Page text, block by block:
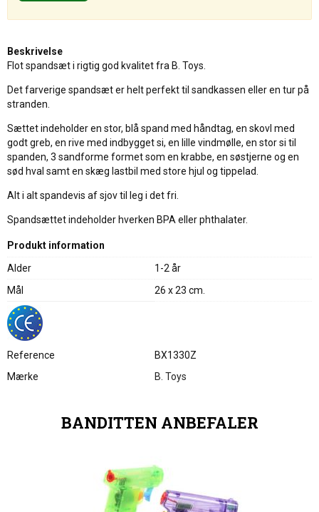
Beskrivelse
Flot spandsæt i rigtig god kvalitet fra B. Toys.
Det farverige spandsæt er helt perfekt til sandkassen eller en tur på
stranden.
Sættet indeholder en stor, blå spand med håndtag, en skovl med
godt greb, en rive med indbygget si, en lille vindmølle, en stor si til
spanden, 3 sandforme formet som en krabbe, en søstjerne og en
sød hval samt en skæg lastbil med store hjul og tippelad.
Alt i alt spandevis af sjov til leg i det fri.
Spandsættet indeholder hverken BPA eller phthalater.
Produkt information
Alder
1-2 år
Mål
26 x 23 cm.
Reference
BX1330Z
Mærke
B. Toys
BANDITTEN ANBEFALER